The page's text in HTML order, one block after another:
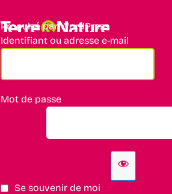
Propulsé par WordPress
Identifiant ou adresse e-mail
Mot de passe
Se souvenir de moi